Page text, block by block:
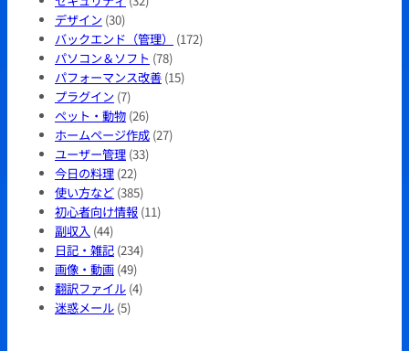
デザイン (30)
バックエンド（管理）
(172)
パソコン＆ソフト (78)
パフォーマンス改善 (15)
プラグイン (7)
ペット・動物 (26)
ホームページ作成 (27)
ユーザー管理 (33)
今日の料理 (22)
使い方など (385)
初心者向け情報 (11)
副収入 (44)
日記・雑記 (234)
画像・動画 (49)
翻訳ファイル (4)
迷惑メール (5)